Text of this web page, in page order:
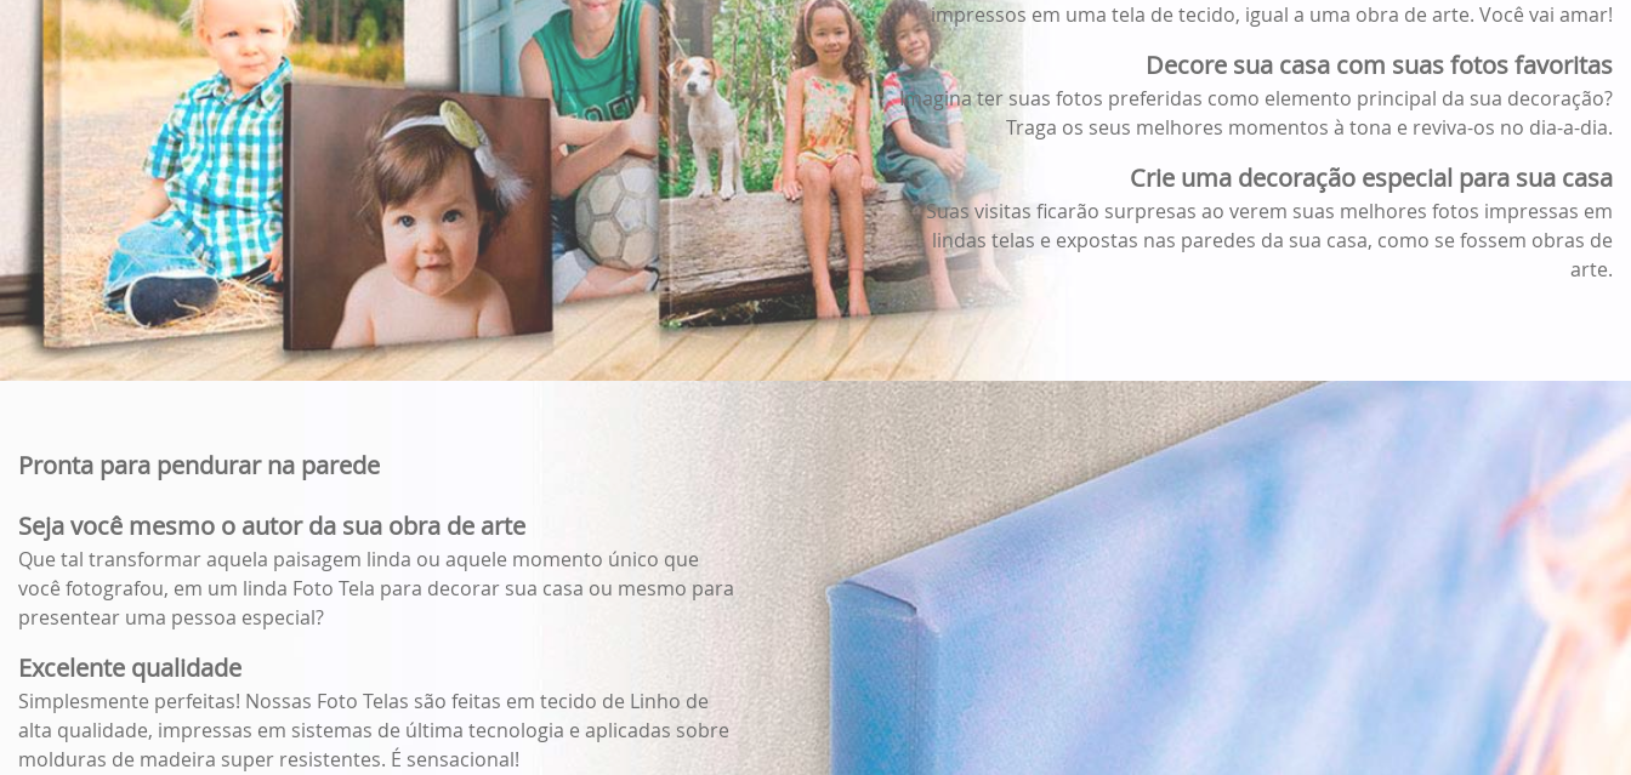
impressos em uma tela de tecido, igual a uma obra de arte. Você vai amar!
Decore sua casa com suas fotos favoritas
Imagina ter suas fotos preferidas como elemento principal da sua decoração?
Traga os seus melhores momentos à tona e reviva-os no dia-a-dia.
Crie uma decoração especial para sua casa
Suas visitas ficarão surpresas ao verem suas melhores fotos impressas em
lindas telas e expostas nas paredes da sua casa, como se fossem obras de
arte.
Pronta para pendurar na parede
Seja você mesmo o autor da sua obra de arte
Que tal transformar aquela paisagem linda ou aquele momento único que
você fotografou, em um linda Foto Tela para decorar sua casa ou mesmo para
presentear uma pessoa especial?
Excelente qualidade
Simplesmente perfeitas! Nossas Foto Telas são feitas em tecido de Linho de
alta qualidade, impressas em sistemas de última tecnologia e aplicadas sobre
molduras de madeira super resistentes. É sensacional!
Obrigado por se cadastrar na.
Aproveite e receba as novidades e ofertas exclusivas da